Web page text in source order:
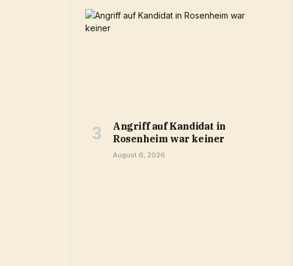
Angriff auf Kandidat in
Rosenheim war keiner
August 6, 2026